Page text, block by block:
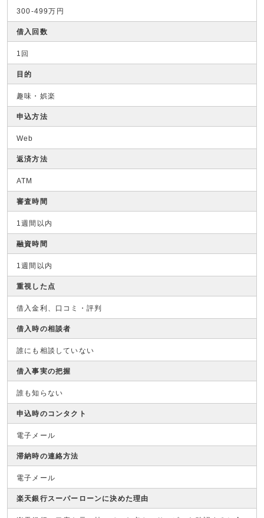
300-499万円
借入回数
1回
目的
趣味・娯楽
申込方法
Web
返済方法
ATM
審査時間
1週間以内
融資時間
1週間以内
重視した点
借入金利、口コミ・評判
借入時の相談者
誰にも相談していない
借入事実の把握
誰も知らない
申込時のコンタクト
電子メール
滞納時の連絡方法
電子メール
楽天銀行スーパーローンに決めた理由